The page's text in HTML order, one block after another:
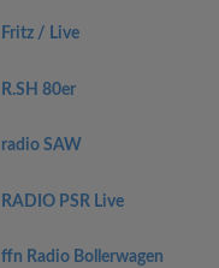
Fritz / Live
R.SH 80er
radio SAW
RADIO PSR Live
ffn Radio Bollerwagen